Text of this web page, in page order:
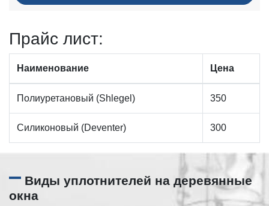
Прайc лист:
Наименование Цена
Полиуретановый (Shlegel) 350
Силиконовый (Deventer) 300
Виды уплотнителей на деревянные
окна